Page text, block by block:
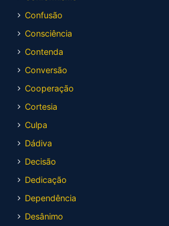
Confusão
Consciência
Contenda
Conversão
Cooperação
Cortesia
Culpa
Dádiva
Decisão
Dedicação
Dependência
Desânimo